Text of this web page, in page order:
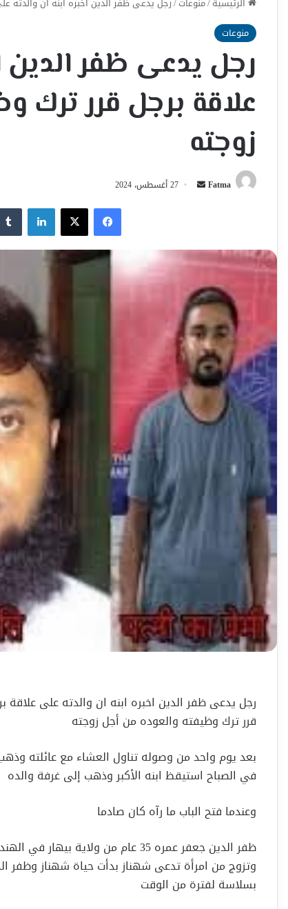
منوعات
رجل يدعى ظفر الدين
علاقة برجل قرر ترك
زوجته
Fatma
أرسل 27 أغسطس، 2024
فيسبوك‫X لينكدإن
‏رجل يدعى ظفر الدين اخبره ابنه ان والدته على علاقة
قرر ترك وظيفته والعوده من أجل زوجته
بعد يوم واحد من وصوله تناول العشاء مع عائلته
في الصباح استيقظ ابنه الأكبر وذهب إلى غرفة والده
وعندما فتح الباب ما رآه كان صادما
ظفر الدين جعفر عمره 35 عام من
وتزوج من امرأة تدعى شهناز بدأت حياة شهناز وظفر
بسلاسة لفترة من الوقت‏